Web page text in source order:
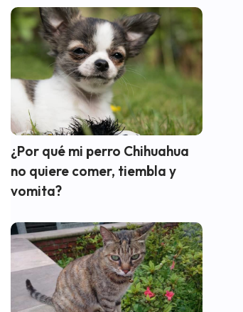
¿Por qué mi perro Chihuahua
no quiere comer, tiembla y
vomita?